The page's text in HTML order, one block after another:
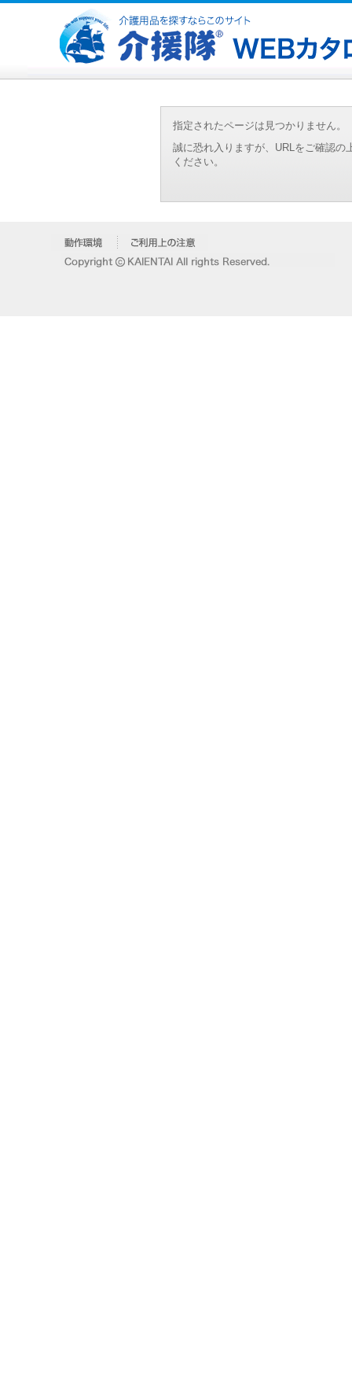
指定されたページは見つかりません。
誠に恐れ入りますが、URLをご確認
ください。